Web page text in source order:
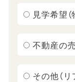
見学希望
不動産の
その他（